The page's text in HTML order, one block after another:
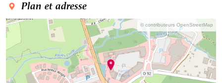
Plan et adresse
© contributeurs OpenStreetMap